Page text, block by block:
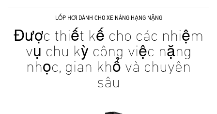
LỐP HƠI DÀNH CHO XE NÂNG HẠNG NẶNG
Được thiết kế cho các nhiệm
vụ chu kỳ công việc nặng
nhọc, gian khổ và chuyên
sâu